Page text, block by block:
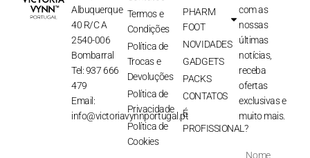
Albuquerque
40 R/C A
2540-006
Bombarral
Tel: 937 666
479
Email:
info@victoriavynnportugal.pt
Termos e
Condições
Política de
Trocas e
Devoluções
Política de
Privacidade
Política de
Cookies
PHARM
FOOT
NOVIDADES
GADGETS
PACKS
CONTATOS
É
PROFISSIONAL?
com as
nossas
últimas
notícias,
receba
ofertas
exclusivas e
muito mais.
Nome